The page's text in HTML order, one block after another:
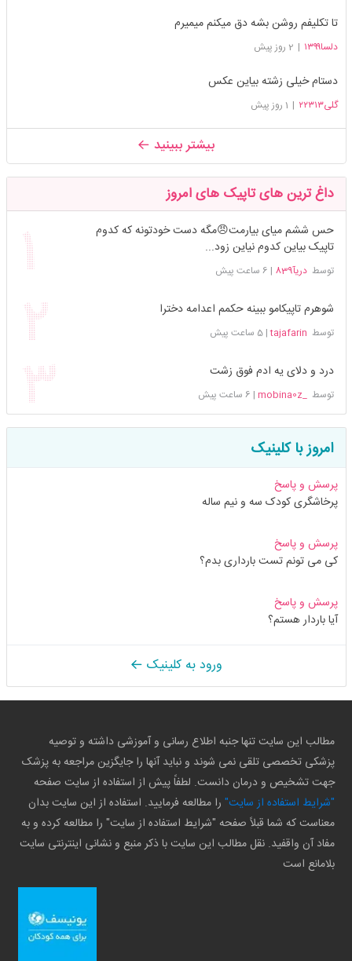
تا تکلیفم روشن بشه دق میکنم میمیرم
دلسا۱۳۹۹ | 2 روز پیش
دستام خیلی زشته بیاین عکس
گلی۲۲۳۱۳ | 1 روز پیش
بیشتر ببینید
داغ ترین های تاپیک های امروز
حس ششم میای بیارمت😠مگه دست خودتونه که کدوم
تاپیک بیاین کدوم نیاین زود...
توسطدریآ839 | 6 ساعت پیش
شوهرم تاپیکامو ببینه حکمم اعدامه دخترا
توسط tajafarin
|5 ساعت پیش
درد و دلای یه ادم فوق زشت
توسط_mobina0z
| 6 ساعت پیش
امروز با کلینیک
پرسش و پاسخ
پرخاشگری کودک سه و نیم ساله
پرسش و پاسخ
کی می تونم تست بارداری بدم؟
پرسش و پاسخ
آیا باردار هستم؟
ورود به کلینیک
مطالب این سایت تنها جنبه اطلاع رسانی و آموزشی داشته و توصیه
پزشکی تخصصی تلقی نمی شوند و نباید آنها را جایگزین مراجعه به پزشک
جهت تشخیص و درمان دانست. لطفاً پیش از استفاده از سایت صفحه
"شرایط استفاده از سایت" را مطالعه فرمایید. استفاده از این سایت بدان
معناست که شما قبلاً صفحه "شرایط استفاده از سایت" را مطالعه کرده و به
مفاد آن واقفید. نقل مطالب این سایت با ذکر منبع و نشانی اینترنتی سایت
بلامانع است